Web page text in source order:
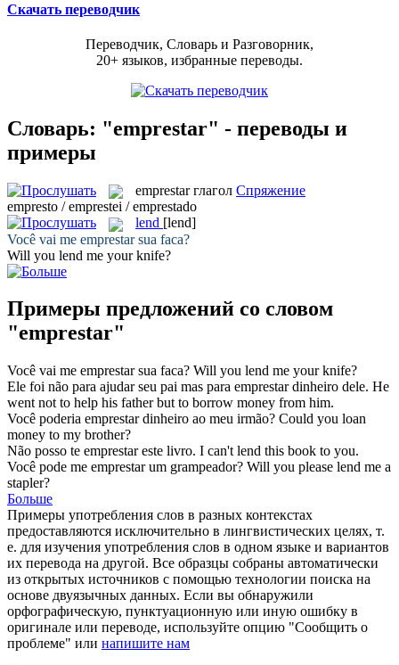
Скачать переводчик
Переводчик, Словарь и Разговорник,
20+ языков, избранные переводы.
Словарь: "emprestar" - переводы и
примеры
emprestar глагол Спряжение
empresto / emprestei / emprestado
lend [lend]
Você vai me emprestarsua faca?
Will you lend me your knife?
Примеры предложений со словом
"emprestar"
Você vai me emprestarsua faca? Will you lend me your knife?
Ele foi não para ajudar seu pai mas para emprestardinheiro dele. He
went not to help his father but to borrow money from him.
Você poderia emprestardinheiro ao meu irmão? Could you loan
money to my brother?
Não posso te emprestareste livro. I can't lend this book to you.
Você pode me emprestarum grampeador? Will you please lend me a
stapler?
Больше
Примеры употребления слов в разных контекстах
предоставляются исключительно в лингвистических целях, т.
е. для изучения употребления слов в одном языке и вариантов
их перевода на другой. Все образцы собраны автоматически
из открытых источников с помощью технологии поиска на
основе двуязычных данных. Если вы обнаружили
орфографическую, пунктуационную или иную ошибку в
оригинале или переводе, используйте опцию "Сообщить о
проблеме" или напишите нам